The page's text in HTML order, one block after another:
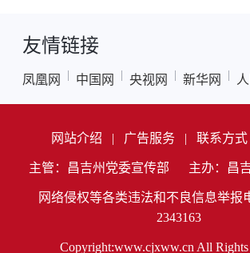
友情链接
凤凰网 | 中国网 | 央视网 | 新华网 |
网站介绍 | 广告服务 | 联系方式
主管：昌吉州党委宣传部 主办：昌
网络侵权等各类违法和不良信息举报
2343163
Copyright:www.cjxww.cn All Rights